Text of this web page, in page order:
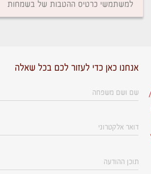
למשתמשי כרטיס ההטבות של בשמחות
אנחנו כאן כדי לעזור לכם בכל שאלה